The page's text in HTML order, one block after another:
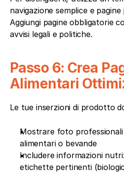
navigazione semplice e
Aggiungi pagine obbligatorie
avvisi legali e politiche.
Passo 6: Crea
Alimentari
Le tue inserzioni di prodotto
Mostrare foto
alimentari o bevande
Includere informazioni
etichette pertinenti